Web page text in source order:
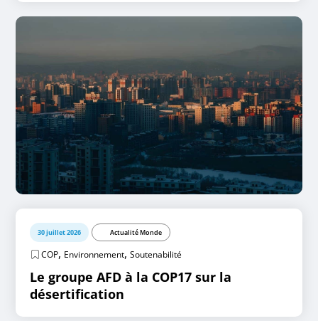
30 juillet 2026 Actualité Monde
COP, Environnement,Soutenabilité
Le groupe AFD à la COP17 sur la
désertification